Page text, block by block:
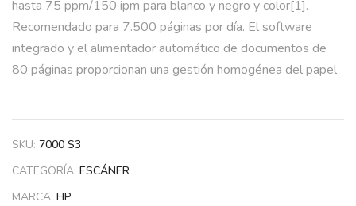
hasta 75 ppm/150 ipm para blanco y negro y color[1].
Recomendado para 7.500 páginas por día. El software
integrado y el alimentador automático de documentos de
80 páginas proporcionan una gestión homogénea del papel
SKU: 7000 S3
CATEGORÍA: ESCÁNER
MARCA: HP